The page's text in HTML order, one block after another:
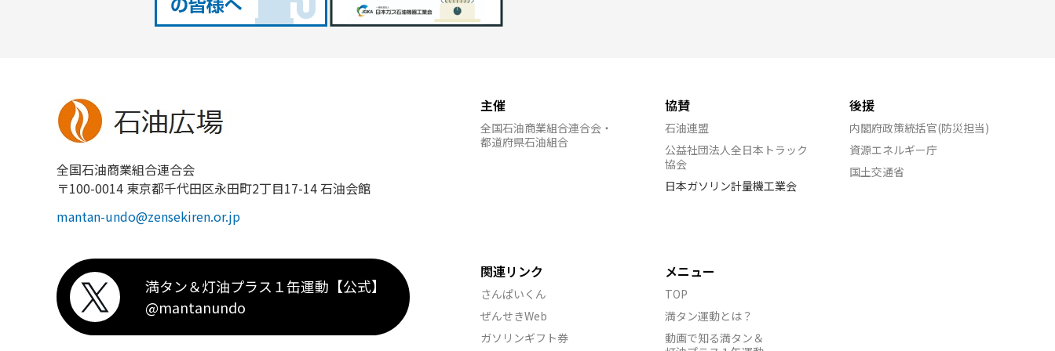
全国石油商業組合連合会
〒100-0014 東京都千代田区永田町2丁目17-14 石油会館
mantan-undo@zensekiren.or.jp
満タン＆灯油プラス１缶運動【公式】
@mantanundo
主催
全国石油商業組合連合会・
都道府県石油組合
協賛
石油連盟
公益社団法人全日本トラック
協会
日本ガソリン計量機工業会
後援
内閣府政策統括官(防災担当)
資源エネルギー庁
国土交通省
関連リンク
さんぱいくん
ぜんせきWeb
ガソリンギフト券
メニュー
TOP
満タン運動とは？
動画で知る満タン＆